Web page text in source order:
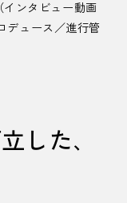
インタビュー動画
デュース／進行管
した、